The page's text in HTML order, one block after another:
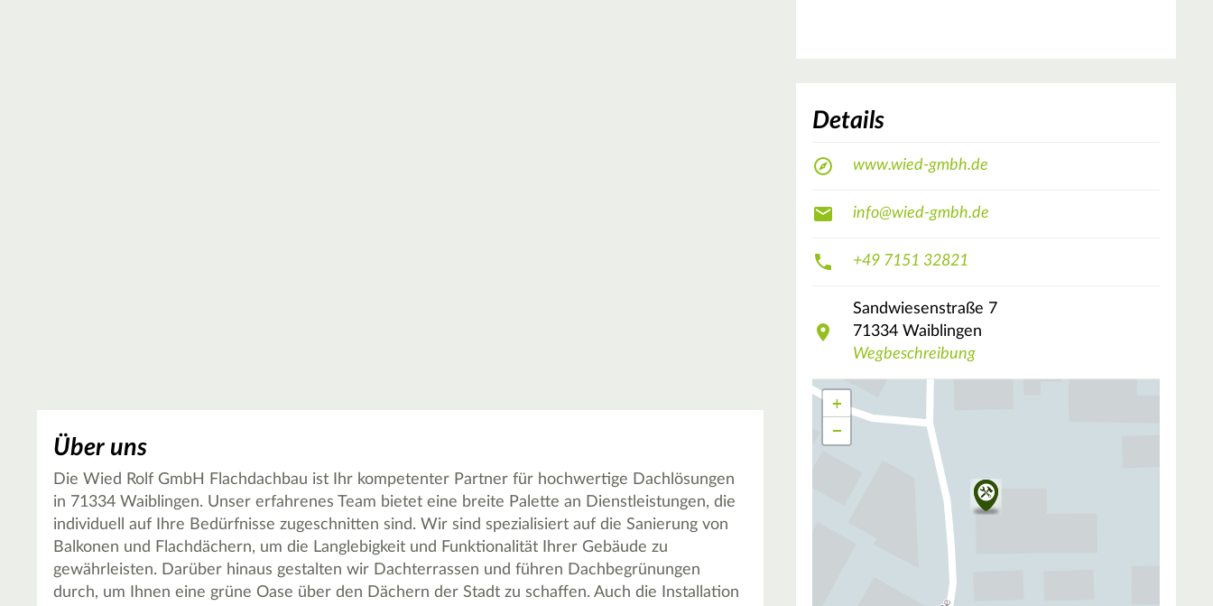
Über uns
Die Wied Rolf GmbH Flachdachbau ist Ihr kompetenter Partner für hochwertige Dachlösungen
in 71334 Waiblingen. Unser erfahrenes Team bietet eine breite Palette an Dienstleistungen, die
individuell auf Ihre Bedürfnisse zugeschnitten sind. Wir sind spezialisiert auf die Sanierung von
Balkonen und Flachdächern, um die Langlebigkeit und Funktionalität Ihrer Gebäude zu
gewährleisten. Darüber hinaus gestalten wir Dachterrassen und führen Dachbegrünungen
durch, um Ihnen eine grüne Oase über den Dächern der Stadt zu schaffen. Auch die Installation
Details
www.wied-gmbh.de
info@wied-gmbh.de
+49 7151 32821
Sandwiesenstraße 7
71334 Waiblingen
Wegbeschreibung
+
−